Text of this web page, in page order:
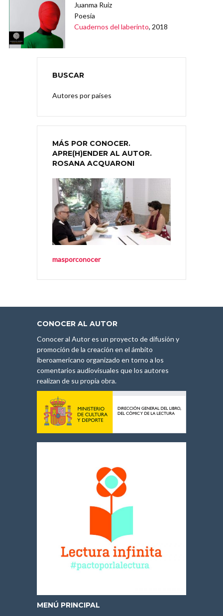
Juanma Ruiz
Poesía
Cuadernos del laberinto, 2018
BUSCAR
Autores por países
MÁS POR CONOCER.
APRE(H)ENDER AL AUTOR.
ROSANA ACQUARONI
masporconocer
CONOCER AL AUTOR
Conocer al Autor es un proyecto de difusión y
promoción de la creación en el ámbito
iberoamericano organizado en torno a los
comentarios audiovisuales que los autores
realizan de su propia obra.
MENÚ PRINCIPAL